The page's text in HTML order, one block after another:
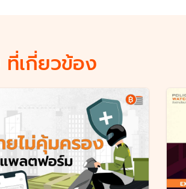
ที่เกี่ยวข้อง